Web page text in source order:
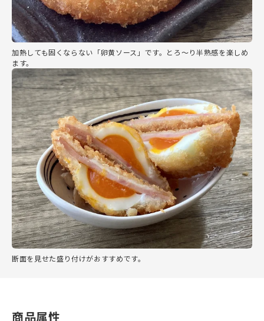
加熱しても固くならない「卵黄ソース」です。とろ～り半熟感を楽しめ
ます。
断面を見せた盛り付けがおすすめです。
商品属性